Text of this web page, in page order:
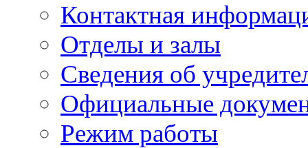
Контактная
Отделы и залы
Сведения об
Официальные
Режим работы